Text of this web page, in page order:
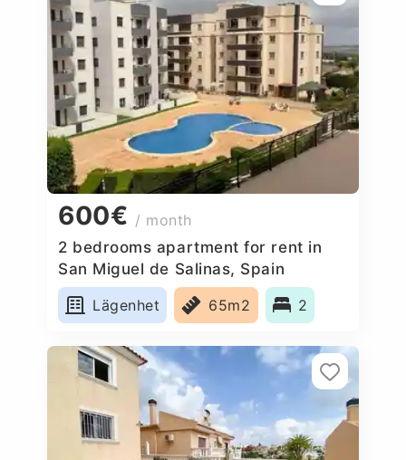
600€ / month
2 bedrooms apartment for rent in
San Miguel de Salinas, Spain
Lägenhet
65m2 2